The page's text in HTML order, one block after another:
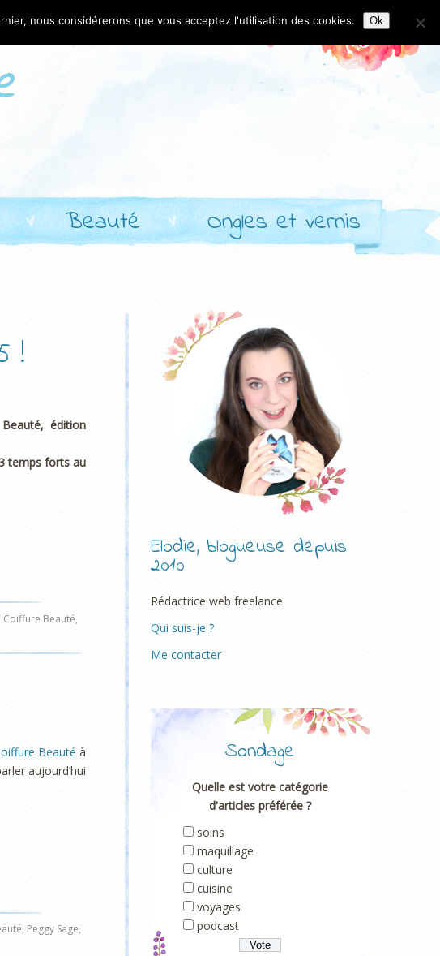
Beauté Ongles et vernis
!
édition
temps forts au
Coiffure Beauté,
Beauté à
aujourd’hui
, Peggy Sage,
Elodie, blogueuse depuis
2010
Rédactrice web freelance
Qui suis-je ?
Me contacter
Sondage
Quelle est votre catégorie
d'articles préférée ?
soins
maquillage
culture
cuisine
voyages
podcast
nous considérerons que vous acceptez l'utilisation des cookies. Ok